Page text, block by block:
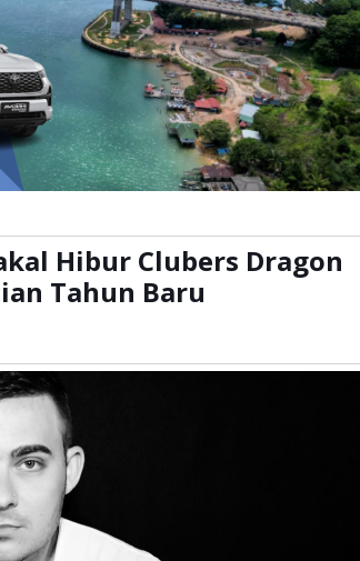
Hibur Clubers Dragon
Tahun Baru